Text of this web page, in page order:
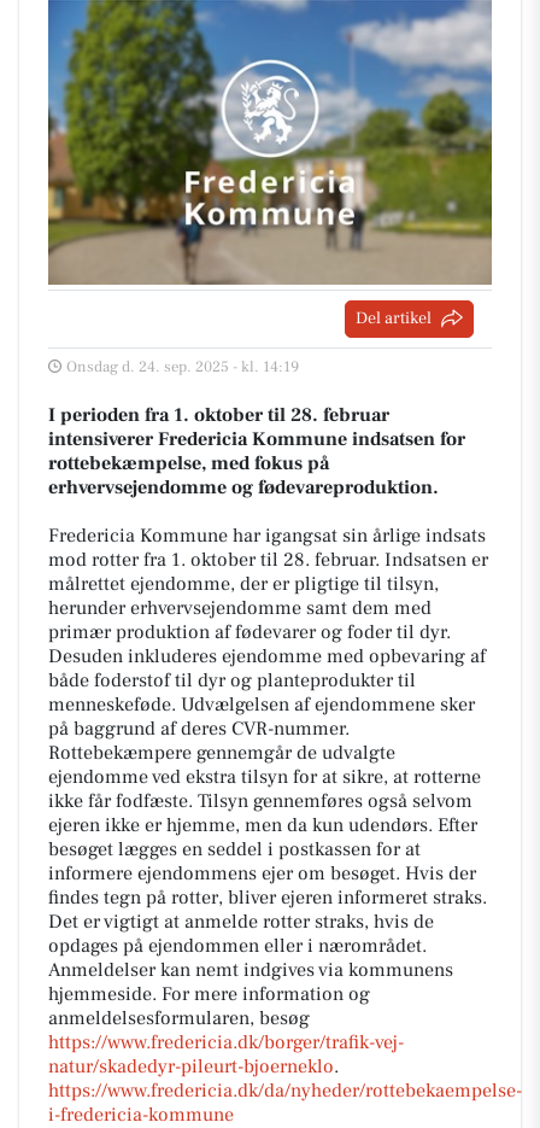
Del artikel
Onsdag d. 24. sep. 2025 - kl. 14:19
I perioden fra 1. oktober til 28. februar
intensiverer Fredericia Kommune indsatsen for
rottebekæmpelse, med fokus på
erhvervsejendomme og fødevareproduktion.
Fredericia Kommune har igangsat sin årlige indsats
mod rotter fra 1. oktober til 28. februar. Indsatsen er
målrettet ejendomme, der er pligtige til tilsyn,
herunder erhvervsejendomme samt dem med
primær produktion af fødevarer og foder til dyr.
Desuden inkluderes ejendomme med opbevaring af
både foderstof til dyr og planteprodukter til
menneskeføde. Udvælgelsen af ejendommene sker
på baggrund af deres CVR-nummer.
Rottebekæmpere gennemgår de udvalgte
ejendomme ved ekstra tilsyn for at sikre, at rotterne
ikke får fodfæste. Tilsyn gennemføres også selvom
ejeren ikke er hjemme, men da kun udendørs. Efter
besøget lægges en seddel i postkassen for at
informere ejendommens ejer om besøget. Hvis der
findes tegn på rotter, bliver ejeren informeret straks.
Det er vigtigt at anmelde rotter straks, hvis de
opdages på ejendommen eller i nærområdet.
Anmeldelser kan nemt indgives via kommunens
hjemmeside. For mere information og
anmeldelsesformularen, besøg
https://www.fredericia.dk/borger/trafik-vej-
natur/skadedyr-pileurt-bjoerneklo.
https://www.fredericia.dk/da/nyheder/rottebekaempelse-
i-fredericia-kommune